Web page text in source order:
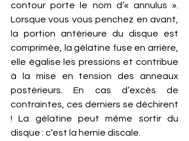
contour porte le nom d’« annulus ».
Lorsque vous vous penchez en avant,
la portion antérieure du disque est
comprimée, la gélatine fuse en arrière,
elle égalise les pressions et contribue
à la mise en tension des anneaux
postérieurs. En cas d’excès de
contraintes, ces derniers se déchirent
! La gélatine peut même sortir du
disque : c’est la hernie discale.